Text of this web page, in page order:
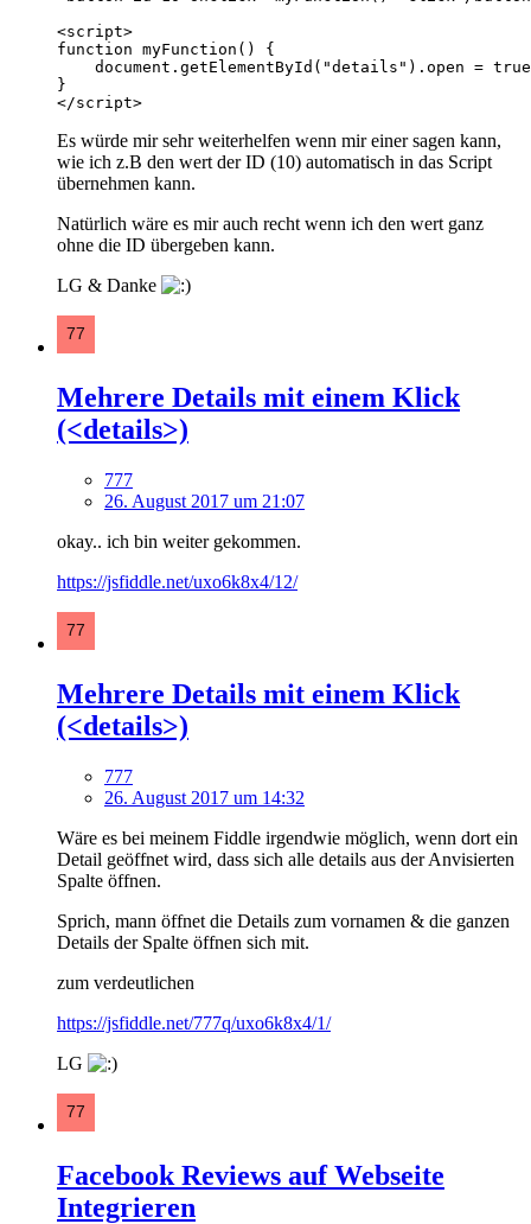
</script>
Es würde mir sehr weiterhelfen wenn mir einer sagen kann,
wie ich z.B den wert der ID (10) automatisch in das Script
übernehmen kann.
Natürlich wäre es mir auch recht wenn ich den wert ganz
ohne die ID übergeben kann.
LG & Danke
Mehrere Details mit einem Klick
(<details>)
777
26. August 2017 um 21:07
okay.. ich bin weiter gekommen.
https://jsfiddle.net/uxo6k8x4/12/
Mehrere Details mit einem Klick
(<details>)
777
26. August 2017 um 14:32
Wäre es bei meinem Fiddle irgendwie möglich, wenn dort ein
Detail geöffnet wird, dass sich alle details aus der Anvisierten
Spalte öffnen.
Sprich, mann öffnet die Details zum vornamen & die ganzen
Details der Spalte öffnen sich mit.
zum verdeutlichen
https://jsfiddle.net/777q/uxo6k8x4/1/
LG
Facebook Reviews auf Webseite
Integrieren